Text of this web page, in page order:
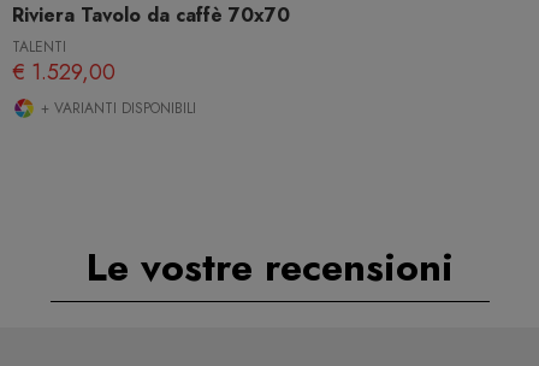
Riviera Tavolo da caffè 70x70
TALENTI
€ 1.529,00
+ VARIANTI DISPONIBILI
Le vostre recensioni